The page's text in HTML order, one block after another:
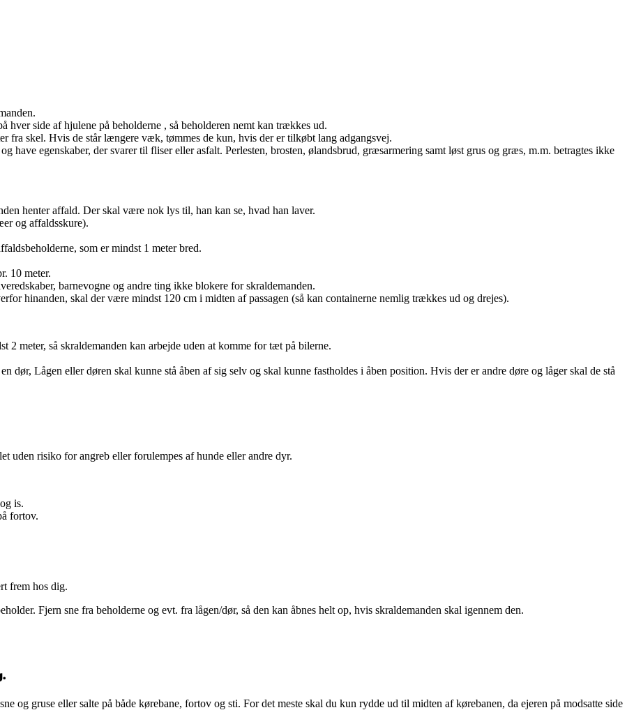
hver side af hjulene på beholderne , så beholderen nemt kan trækkes ud.
fra skel. Hvis de står længere væk, tømmes de kun, hvis der er tilkøbt lang adgangsvej.
have egenskaber, der svarer til fliser eller asfalt. Perlesten, brosten, ølandsbrud, græsarmering samt løst grus og græs, m.m. betragtes ikke
henter affald. Der skal være nok lys til, han kan se, hvad han laver.
og affaldsskure).
som er mindst 1 meter bred.
10 meter.
barnevogne og andre ting ikke blokere for skraldemanden.
hinanden, skal der være mindst 120 cm i midten af passagen (så kan containerne nemlig trækkes ud og drejes).
2 meter, så skraldemanden kan arbejde uden at komme for tæt på bilerne.
dør, Lågen eller døren skal kunne stå åben af sig selv og skal kunne fastholdes i åben position. Hvis der er andre døre og låger skal de stå
uden risiko for angreb eller forulempes af hunde eller andre dyr.
is.
fortov.
frem hos dig.
Fjern sne fra beholderne og evt. fra lågen/dør, så den kan åbnes helt op, hvis skraldemanden skal igennem den.
og gruse eller salte på både kørebane, fortov og sti. For det meste skal du kun rydde ud til midten af kørebanen, da ejeren på modsatte side